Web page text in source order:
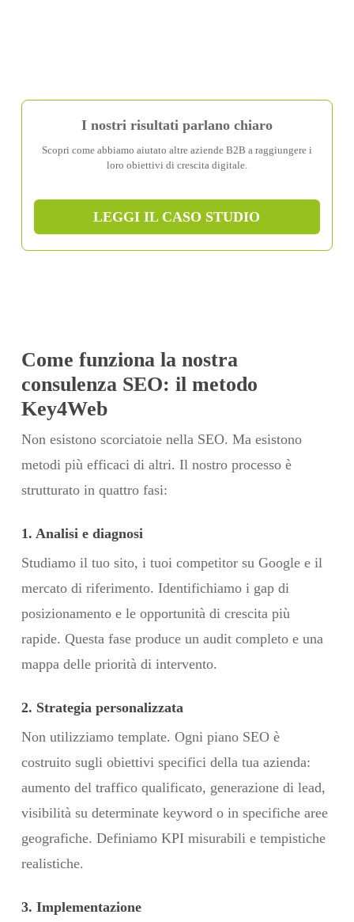
I nostri risultati parlano chiaro
Scopri come abbiamo aiutato altre aziende B2B a raggiungere i
loro obiettivi di crescita digitale.
LEGGI IL CASO STUDIO
Come funziona la nostra
consulenza SEO: il metodo
Key4Web
Non esistono scorciatoie nella SEO. Ma esistono
metodi più efficaci di altri. Il nostro processo è
strutturato in quattro fasi:
1. Analisi e diagnosi
Studiamo il tuo sito, i tuoi competitor su Google e il
mercato di riferimento. Identifichiamo i gap di
posizionamento e le opportunità di crescita più
rapide. Questa fase produce un audit completo e una
mappa delle priorità di intervento.
2. Strategia personalizzata
Non utilizziamo template. Ogni piano SEO è
costruito sugli obiettivi specifici della tua azienda:
aumento del traffico qualificato, generazione di lead,
visibilità su determinate keyword o in specifiche aree
geografiche. Definiamo KPI misurabili e tempistiche
realistiche.
3. Implementazione